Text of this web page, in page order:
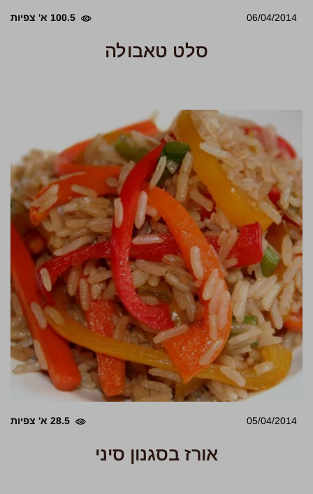
06/04/2014 100.5 א' צפיות
סלט טאבולה
05/04/2014 28.5 א' צפיות
אורז בסגנון סיני